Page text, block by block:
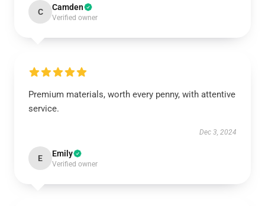
C Camden
Verified owner
Premium materials, worth every penny, with attentive
service.
Dec 3, 2024
E Emily
Verified owner